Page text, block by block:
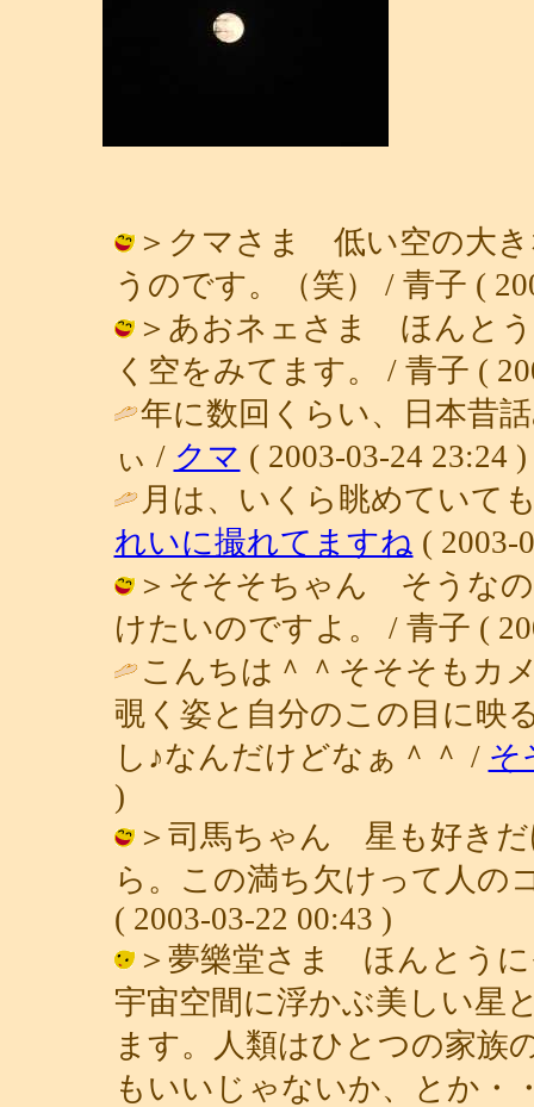
＞クマさま 低い空の大き
うのです。（笑） / 青子 (
＞あおネェさま ほんとう
く空をみてます。 / 青子 (
年に数回くらい、日本昔
ぃ / クマ ( 2003-03-24 23:24 )
月は、いくら眺めてい
れいに撮れてますね ( 2003-
＞そそそちゃん そうなの
けたいのですよ。 / 青子 (
こんちは＾＾そそそもカ
覗く姿と自分のこの目に映
し♪なんだけどなぁ＾＾ / そ
)
＞司馬ちゃん 星も好きだ
ら。この満ち欠けって人の
( 2003-03-22 00:43 )
＞夢樂堂さま ほんとうに
宇宙空間に浮かぶ美しい星
ます。人類はひとつの家族
もいいじゃないか、とか・